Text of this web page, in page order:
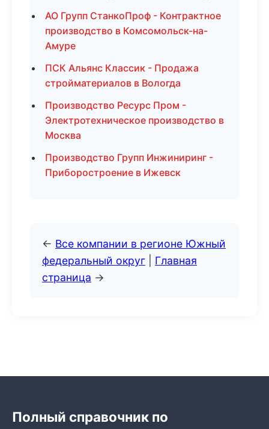
АО Групп СтанкоПроф - Контрактное
производство в Комсомольск-на-
Амуре
ПСК Альянс Классик - Продажа
стройматериалов в Вологда
Производство Ресурс Пром -
Электротехническое производство в
Москва
Производство Групп Инжиниринг -
Приборостроение в Ижевск
← Все компании в регионе Южный
федеральный округ
Главная
страница →
Полный справочник по